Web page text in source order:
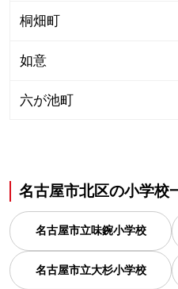
桐畑町
如意
六が池町
名古屋市北区の小学校
名古屋市立味鋺小学校
名古屋市立大杉小学校